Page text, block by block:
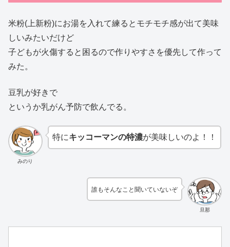
米粉(上新粉)にお湯を入れて練るとモチモチ感が出て美味
しいみたいだけど
子どもが火傷すると困るので作りやすさを優先して作って
みた。
豆乳が好きで
というか乳がん予防で飲んでる。
みのり
特にキッコーマンの特濃が美味しいのよ！！
旦那
誰もそんなこと聞いていないぞ